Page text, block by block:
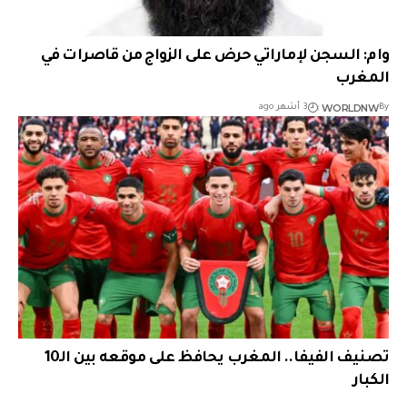
وام: السجن لإماراتي حرض على الزواج من قاصرات في
المغرب
By
WORLDNW 3 أشهر ago
تصنيف الفيفا.. المغرب يحافظ على موقعه بين الـ10
الكبار